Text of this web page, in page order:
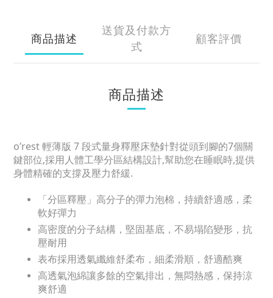
商品描述
送貨及付款方
式
顧客評價
商品描述
o’rest 輕薄版 7 段式量身釋壓床墊針對從頭到腳的7個關
鍵部位,採用人體工學分區結構設計,幫助您在睡眠時,提供
身體精確的支撐及壓力舒緩.
「分區釋壓」高分子的彈力泡棉，持續舒適感，柔
軟好彈力
高密度的分子結構，堅固基底，不易塌陷變形，抗
壓耐用
表布採用透氣纖維舒柔布，細柔滑順，舒適酷爽
高透氣泡綿讓多餘的空氣排出，無悶熱感，保持涼
爽舒適